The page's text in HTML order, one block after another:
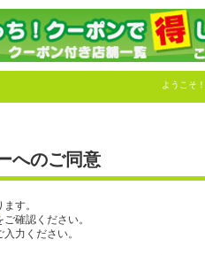
ようこそ！
へのご同意
す。
ご確認ください。
力ください。